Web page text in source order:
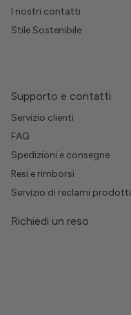
I nostri contatti
Stile Sostenibile
Supporto e contatti
Servizio clienti
FAQ
Spedizioni e consegne
Resi e rimborsi
Servizio di reclami prodotti
Richiedi un reso